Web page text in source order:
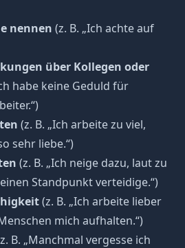
nennen (z. B. „Ich achte auf
über Kollegen oder
habe keine Geduld für
(z. B. „Ich arbeite zu viel,
sehr liebe.“)
(z. B. „Ich neige dazu, laut zu
Standpunkt verteidige.“)
(z. B. „Ich arbeite lieber
mich aufhalten.“)
B. „Manchmal vergesse ich